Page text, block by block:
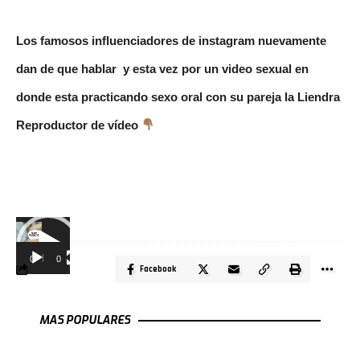
Los famosos influenciadores de instagram nuevamente
dan de que hablar y esta vez por un video sexual en
donde esta practicando sexo oral con su pareja la Liendra
Reproductor de vídeo
Reproductor
de
vídeo
00:00 00:31
Facebook
MAS POPULARES